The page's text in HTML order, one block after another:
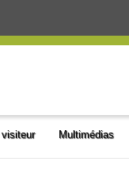
Multimédias